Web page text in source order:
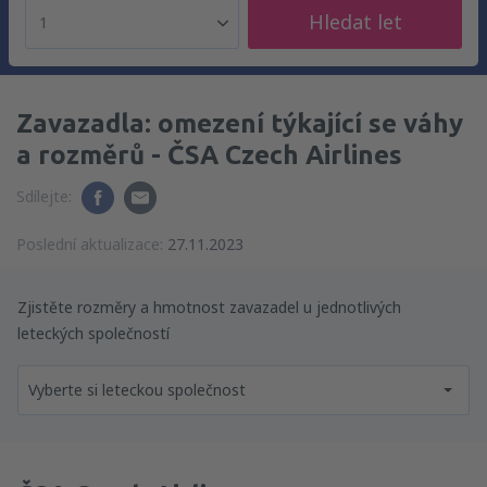
1 Hledat let
Zavazadla: omezení týkající se váhy
a rozměrů - ČSA Czech Airlines
Sdílejte:
Poslední aktualizace: 27.11.2023
Zjistěte rozměry a hmotnost zavazadel u jednotlivých
leteckých společností
Vyberte si leteckou společnost